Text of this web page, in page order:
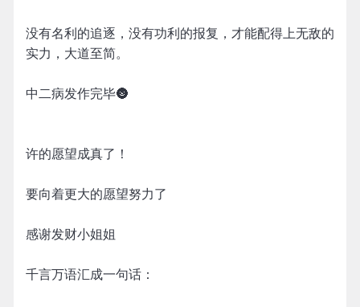
没有名利的追逐，没有功利的报复，才能配得上无敌的
实力，大道至简。
中二病发作完毕🌚
许的愿望成真了！
要向着更大的愿望努力了
感谢发财小姐姐
千言万语汇成一句话：